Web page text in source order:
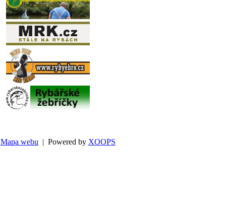
Mapa webu | Powered by XOOPS